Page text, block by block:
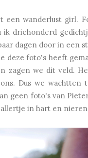
een wanderlust girl.
driehonderd
dagen door in een
deze foto's heeft
zagen we dit veld.
Dus we
geen foto's van
in hart en